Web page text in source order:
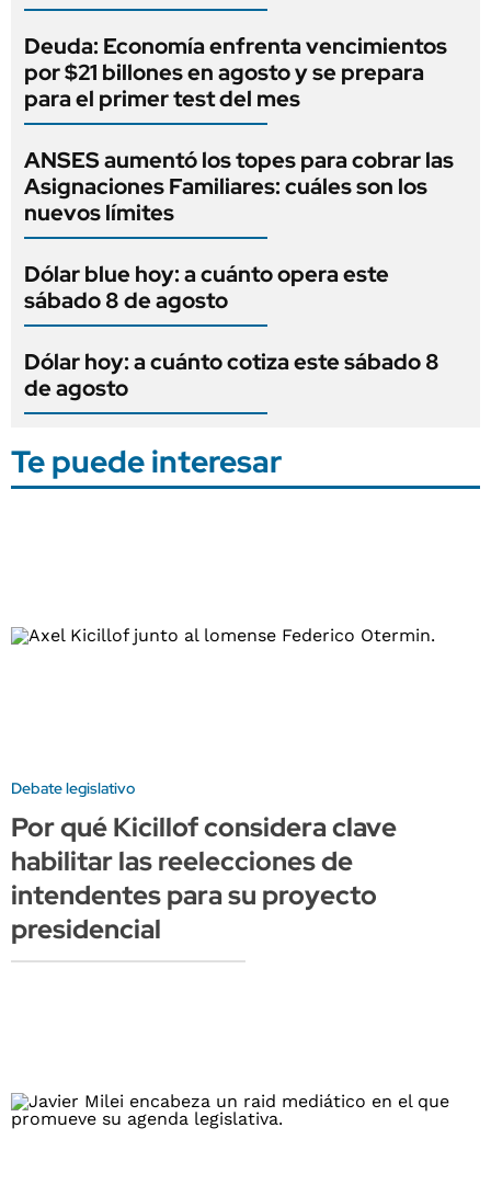
Deuda: Economía enfrenta vencimientos
por $21 billones en agosto y se prepara
para el primer test del mes
ANSES aumentó los topes para cobrar las
Asignaciones Familiares: cuáles son los
nuevos límites
Dólar blue hoy: a cuánto opera este
sábado 8 de agosto
Dólar hoy: a cuánto cotiza este sábado 8
de agosto
Te puede interesar
Debate legislativo
Por qué Kicillof considera clave
habilitar las reelecciones de
intendentes para su proyecto
presidencial